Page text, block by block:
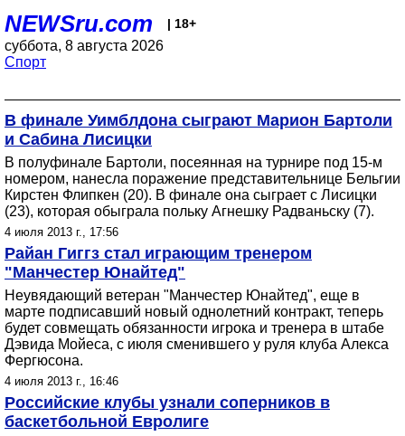
NEWSru.com | 18+
суббота, 8 августа 2026
Спорт
В финале Уимблдона сыграют Марион Бартоли
и Сабина Лисицки
В полуфинале Бартоли, посеянная на турнире под 15-м
номером, нанесла поражение представительнице Бельгии
Кирстен Флипкен (20). В финале она сыграет с Лисицки
(23), которая обыграла польку Агнешку Радваньску (7).
4 июля 2013 г., 17:56
Райан Гиггз стал играющим тренером
"Манчестер Юнайтед"
Неувядающий ветеран "Манчестер Юнайтед", еще в
марте подписавший новый однолетний контракт, теперь
будет совмещать обязанности игрока и тренера в штабе
Дэвида Мойеса, с июля сменившего у руля клуба Алекса
Фергюсона.
4 июля 2013 г., 16:46
Российские клубы узнали соперников в
баскетбольной Евролиге